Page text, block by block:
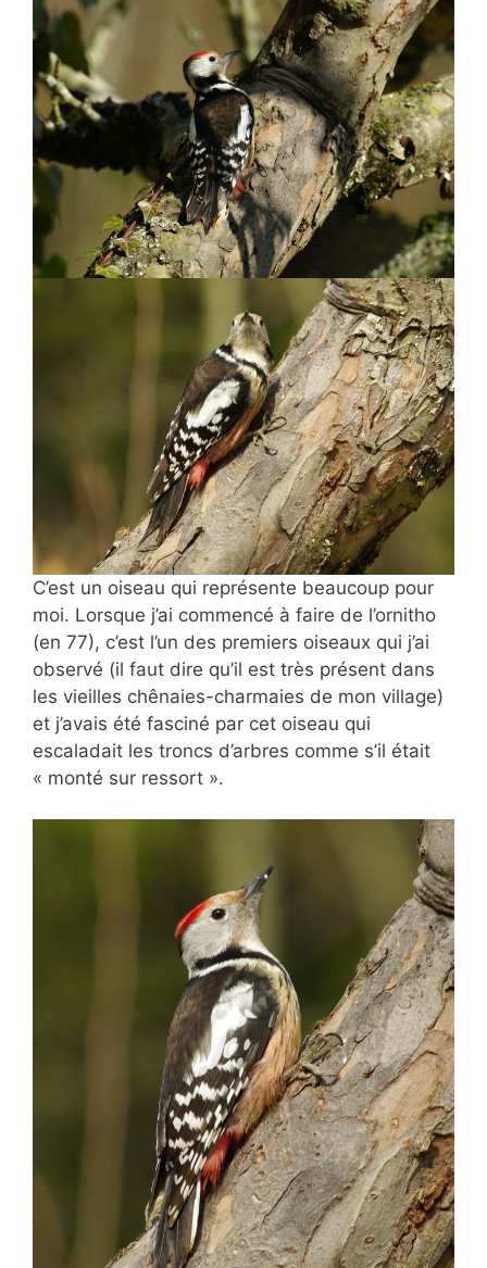
C’est un oiseau qui représente beaucoup pour
moi. Lorsque j’ai commencé à faire de l’ornitho
(en 77), c’est l’un des premiers oiseaux qui j’ai
observé (il faut dire qu’il est très présent dans
les vieilles chênaies-charmaies de mon village)
et j’avais été fasciné par cet oiseau qui
escaladait les troncs d’arbres comme s’il était
« monté sur ressort ».